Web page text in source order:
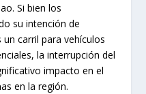
Si bien los
su intención de
carril para vehículos
la interrupción del
impacto en el
en la región.